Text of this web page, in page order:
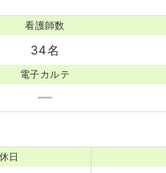
看護師数
34名
電子カルテ
日